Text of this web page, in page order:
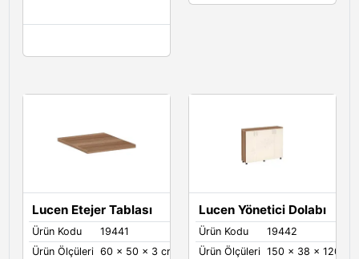
Lucen Etejer Tablası
Ürün Kodu
19441
Ürün Ölçüleri 60 x 50 x 3 cm
Lucen Yönetici Dolabı
Ürün Kodu
19442
Ürün Ölçüleri 150 x 38 x 120